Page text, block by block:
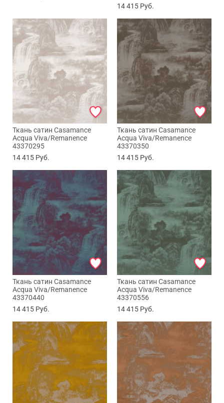
14 415 Руб.
Ткань сатин Casamance
Acqua Viva/Remanence
43370295
14 415 Руб.
Ткань сатин Casamance
Acqua Viva/Remanence
43370350
14 415 Руб.
Ткань сатин Casamance
Acqua Viva/Remanence
43370440
14 415 Руб.
Ткань сатин Casamance
Acqua Viva/Remanence
43370556
14 415 Руб.
Telegram